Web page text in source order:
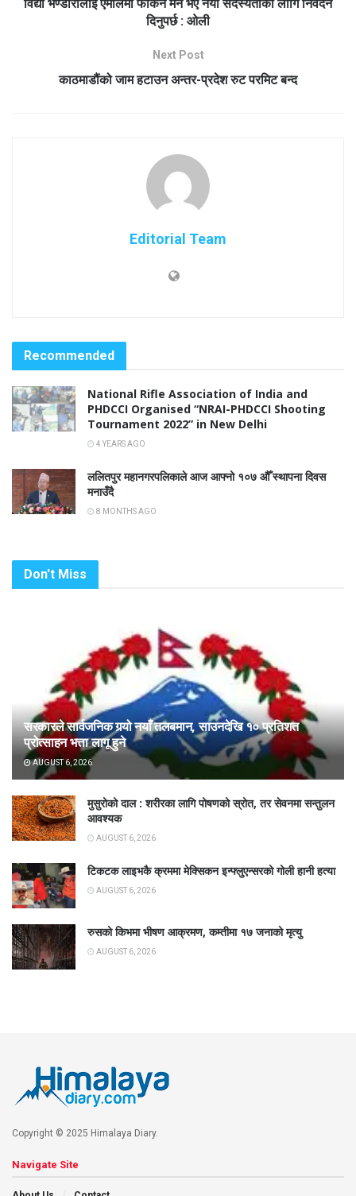
विद्या भण्डारीलाई एमालेमा फर्किन मन भए नयाँ सदस्यताका लागि निवेदन
दिनुपर्छ : ओली
Next Post
काठमाडौंको जाम हटाउन अन्तर-प्रदेश रुट परमिट बन्द
Editorial Team
Recommended
National Rifle Association of India and
PHDCCI Organised “NRAI-PHDCCI Shooting
Tournament 2022” in New Delhi
4 YEARS AGO
ललितपुर महानगरपलिकाले आज आफ्नो १०७ औँ स्थापना दिवस
मनाउँदै
8 MONTHS AGO
Don't Miss
सरकारले सार्वजनिक गर्‍यो नयाँ तलबमान, साउनदेखि १० प्रतिशत
प्रोत्साहन भत्ता लागू हुने
AUGUST 6, 2026
मुसुरोको दाल : शरीरका लागि पोषणको स्रोत, तर सेवनमा सन्तुलन
आवश्यक
AUGUST 6, 2026
टिकटक लाइभकै क्रममा मेक्सिकन इन्फ्लुएन्सरको गोली हानी हत्या
AUGUST 6, 2026
रुसको किभमा भीषण आक्रमण, कम्तीमा १७ जनाको मृत्यु
AUGUST 6, 2026
Copyright © 2025 Himalaya Diary.
Navigate Site